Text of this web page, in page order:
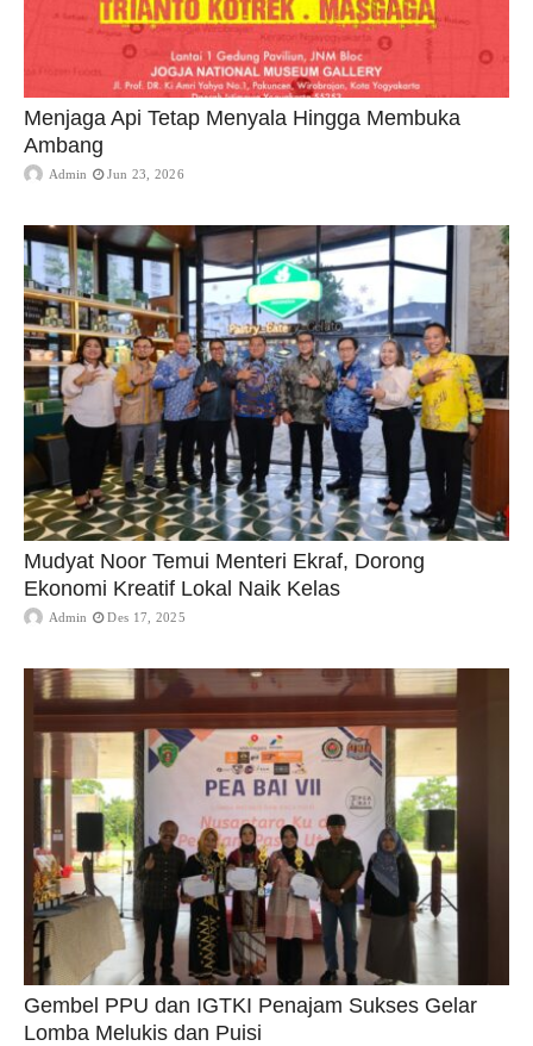
Menjaga Api Tetap Menyala Hingga Membuka
Ambang
Admin Jun 23, 2026
Mudyat Noor Temui Menteri Ekraf, Dorong
Ekonomi Kreatif Lokal Naik Kelas
Admin Des 17, 2025
Gembel PPU dan IGTKI Penajam Sukses Gelar
Lomba Melukis dan Puisi